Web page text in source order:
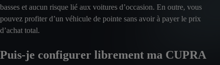
basses et aucun risque lié aux voitures d’occasion. En outre, vous
pouvez profiter d’un véhicule de pointe sans avoir à payer le prix
d’achat total.
Puis-je configurer librement ma CUPRA